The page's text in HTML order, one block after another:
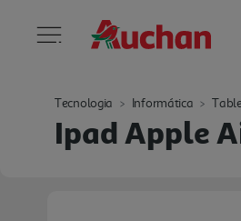
Tecnologia Informática
Ipad Apple